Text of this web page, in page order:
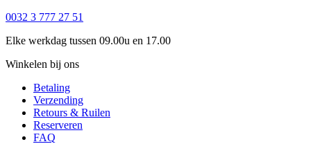
0032 3 777 27 51
Elke werkdag tussen 09.00u en 17.00
Winkelen bij ons
Betaling
Verzending
Retours & Ruilen
Reserveren
FAQ